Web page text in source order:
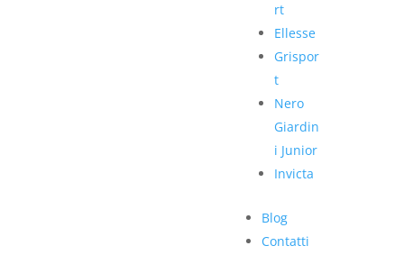
rt
Ellesse
Grispor
t
Nero
Giardin
i Junior
Invicta
Blog
Contatti